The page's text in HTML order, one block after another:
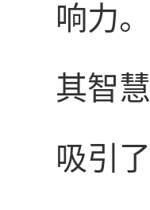
响力
其智
吸引